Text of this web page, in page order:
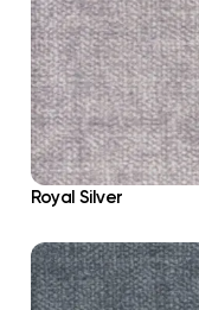
Royal Silver